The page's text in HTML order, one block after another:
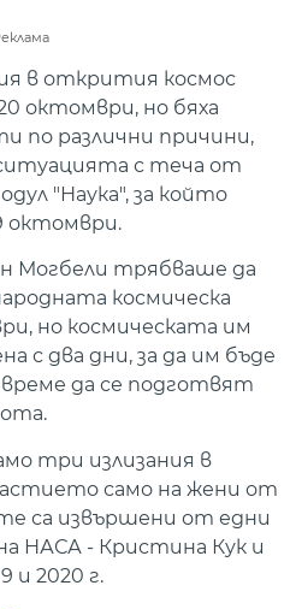
в открития космос
октомври, но бяха
по различни причини,
с теча от
"Наука", за който
октомври.
Могбели трябваше да
космическа
но космическата им
с два дни, за да им бъде
да се подготвят
три излизания в
само на жени от
са извършени от едни
НАСА - Кристина Кук и
и 2020 г.